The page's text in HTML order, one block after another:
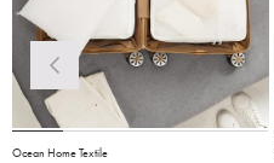
Ocean Home Textile